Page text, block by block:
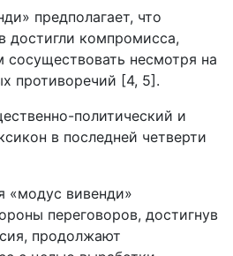
предполагает, что
достигли компромисса,
сосуществовать несмотря на
противоречий [4, 5].
политический и
в последней четверти
«модус вивенди»
переговоров, достигнув
продолжают